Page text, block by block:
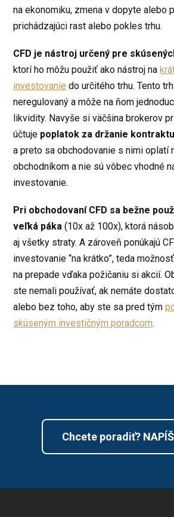
na ekonomiku, zmena v dopyte alebo
prichádzajúci rast alebo pokles trhu.
CFD je nástroj určený pre
ktorí ho môžu použiť ako nástroj na
investovanie do určitého trhu. Tento
neregulovaný a môže na ňom
likvidity. Navyše si väčšina brokerov
účtuje poplatok za držanie
a preto sa obchodovanie s nimi oplatí
obchodníkom a nie sú vôbec vhodné
investovanie.
Pri obchodovaní CFD sa bežne
veľká páka (10x až 100x), ktorá
aj všetky straty. A zároveň ponúkajú
investovanie “na krátko”, teda
na prepade vďaka požičaniu si akcií.
ste nemali používať, ak nemáte
alebo bez toho, aby ste sa pred tým
skúseným investičným poradcom.
Chcete poradiť?